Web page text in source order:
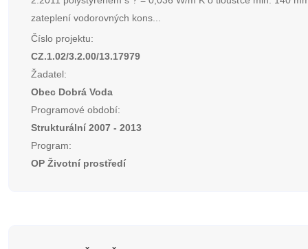
zateplení vodorovných kons...
Číslo projektu:
CZ.1.02/3.2.00/13.17979
Žadatel:
Obec Dobrá Voda
Programové období:
Strukturální 2007 - 2013
Program:
OP Životní prostředí